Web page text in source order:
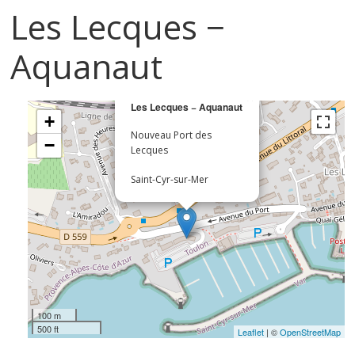
Les Lecques −
Aquanaut
Les Lecques − Aquanaut
Nouveau Port des
Lecques
Saint-Cyr-sur-Mer
+
−
100 m
500 ft
Leaflet| ©OpenStreetMap